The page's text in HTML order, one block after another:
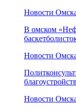
Новости
В омском
Новости
Новости